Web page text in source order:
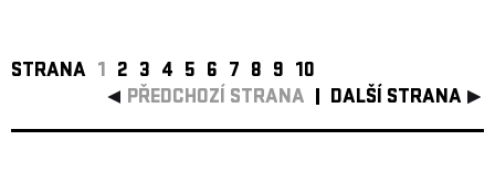
STRANA 1 2 3 4 5 6 7 8 9 10
PŘEDCHOZÍ STRANA
DALŠÍ STRANA